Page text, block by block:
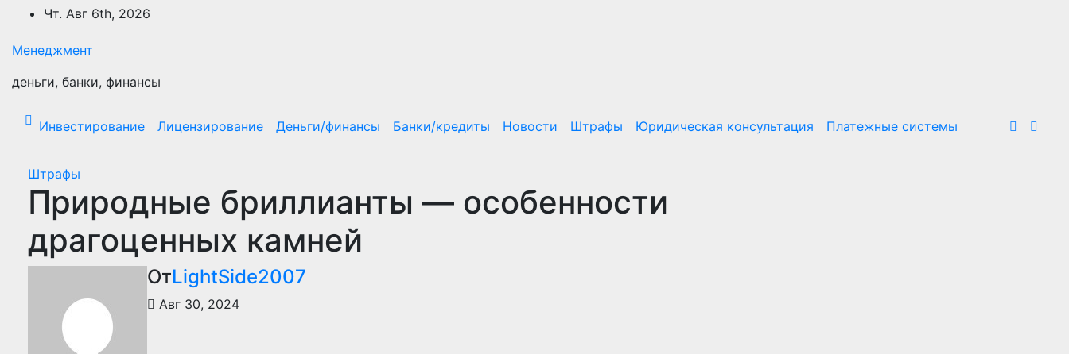
Перейти
содержимому
Чт. Авг 6th, 2026
Менеджмент
деньги, банки, финансы
Инвестирование Лицензирование Деньги/финансы Банки/кредиты Новости Штрафы Юридическая консультация Платежные системы
Штрафы
Природные бриллианты — особенности
драгоценных камней
ОтLightSide2007
Авг 30, 2024